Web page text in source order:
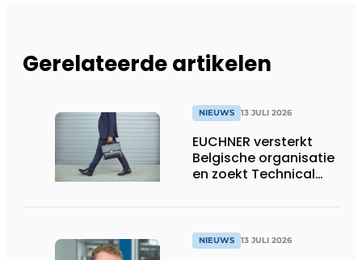
Gerelateerde artikelen
NIEUWS 13 JULI 2026
EUCHNER versterkt
Belgische organisatie
en zoekt Technical
NIEUWS 13 JULI 2026